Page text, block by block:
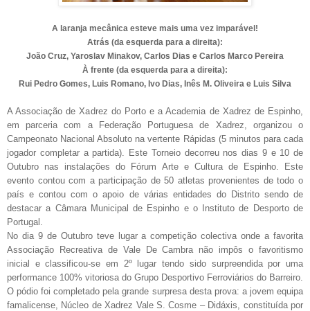
A laranja mecânica esteve mais uma vez imparável!
Atrás (da esquerda para a direita):
João Cruz, Yaroslav Minakov, Carlos Dias e Carlos Marco Pereira
À frente (da esquerda para a direita):
Rui Pedro Gomes, Luis Romano, Ivo Dias, Inês M. Oliveira e Luis Silva
A Associação de Xadrez do Porto e a Academia de Xadrez de Espinho,
em parceria com a Federação Portuguesa de Xadrez, organizou o
Campeonato Nacional Absoluto na vertente Rápidas (5 minutos para cada
jogador completar a partida). Este Torneio decorreu nos dias 9 e 10 de
Outubro nas instalações do Fórum Arte e Cultura de Espinho. Este
evento contou com a participação de 50 atletas provenientes de todo o
país e contou com o apoio de várias entidades do Distrito sendo de
destacar a Câmara Municipal de Espinho e o Instituto de Desporto de
Portugal.
No dia 9 de Outubro teve lugar a competição colectiva onde a favorita
Associação Recreativa de Vale De Cambra não impôs o favoritismo
inicial e classificou-se em 2º lugar tendo sido surpreendida por uma
performance 100% vitoriosa do Grupo Desportivo Ferroviários do Barreiro.
O pódio foi completado pela grande surpresa desta prova: a jovem equipa
famalicense, Núcleo de Xadrez Vale S. Cosme – Didáxis, constituída por